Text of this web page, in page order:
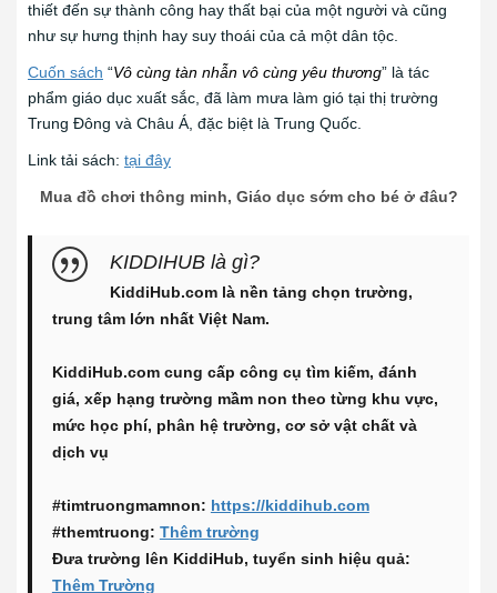
thiết đến sự thành công hay thất bại của một người và cũng
như sự hưng thịnh hay suy thoái của cả một dân tộc.
Cuốn sách “Vô cùng tàn nhẫn vô cùng yêu thương” là tác
phẩm giáo dục xuất sắc, đã làm mưa làm gió tại thị trường
Trung Đông và Châu Á, đặc biệt là Trung Quốc.
Link tải sách: tại đây
Mua đồ chơi thông minh, Giáo dục sớm cho bé ở đâu?
KIDDIHUB là gì?
KiddiHub.com là nền tảng chọn trường,
trung tâm lớn nhất Việt Nam.
KiddiHub.com cung cấp công cụ tìm kiếm, đánh
giá, xếp hạng trường mầm non theo từng khu vực,
mức học phí, phân hệ trường, cơ sở vật chất và
dịch vụ
#timtruongmamnon: https://kiddihub.com
#themtruong: Thêm trường
Đưa trường lên KiddiHub, tuyển sinh hiệu quả:
Thêm Trường